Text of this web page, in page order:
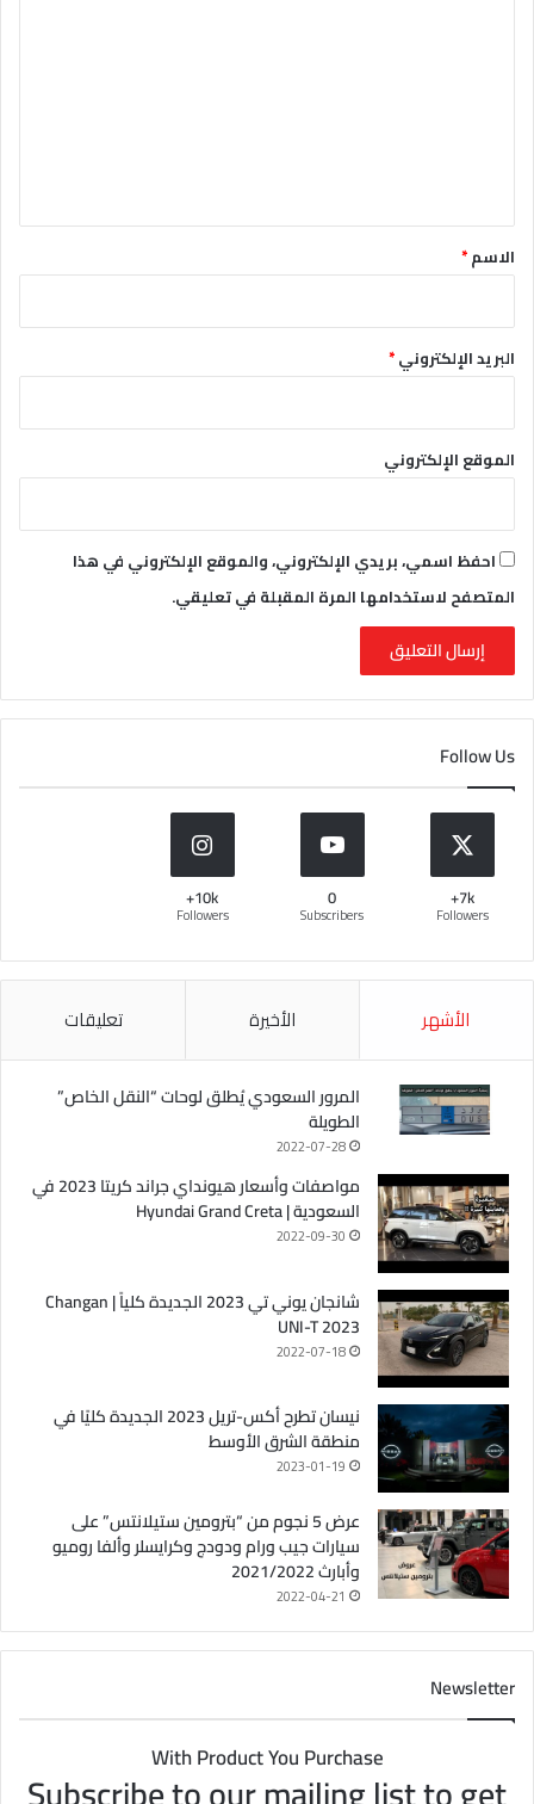
*الاسم*
البريد الإلكتروني*
الموقع الإلكتروني
احفظ اسمي، بريدي الإلكتروني، والموقع الإلكتروني في هذا
المتصفح لاستخدامها المرة المقبلة في تعليقي.
Follow Us
7k+
Followers
0
Subscribers
10k+
Followers
الأشهر الأخيرة تعليقات
المرور السعودي يُطلق لوحات “النقل الخاص”
الطويلة
2022-07-28
مواصفات وأسعار هيونداي جراند كريتا 2023 في
السعودية | Hyundai Grand Creta
2022-09-30
شانجان يوني تي 2023 الجديدة كلياً | Changan
UNI-T 2023
2022-07-18
نيسان تطرح أكس-تريل 2023 الجديدة كليًا في
منطقة الشرق الأوسط
2023-01-19
عرض 5 نجوم من “بترومين ستيلانتس” على
سيارات جيب ورام ودودج وكرايسلر وألفا روميو
وأبارث 2021/2022
2022-04-21
Newsletter
With Product You Purchase